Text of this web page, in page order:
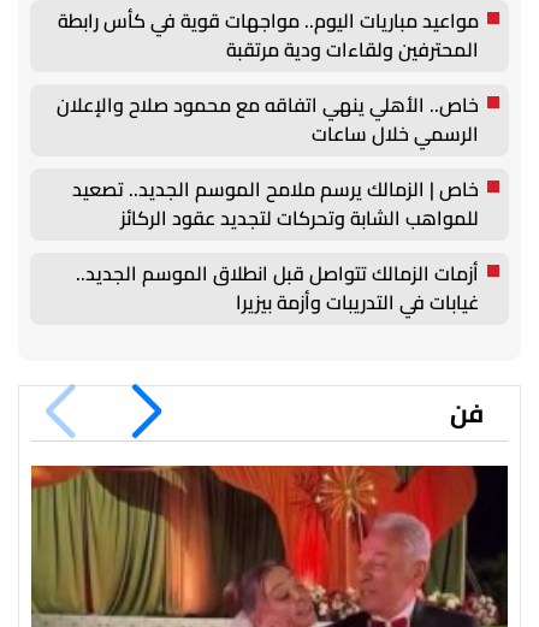
مواعيد مباريات اليوم.. مواجهات قوية في كأس رابطة
المحترفين ولقاءات ودية مرتقبة
خاص.. الأهلي ينهي اتفاقه مع محمود صلاح والإعلان
الرسمي خلال ساعات
خاص | الزمالك يرسم ملامح الموسم الجديد.. تصعيد
للمواهب الشابة وتحركات لتجديد عقود الركائز
أزمات الزمالك تتواصل قبل انطلاق الموسم الجديد..
غيابات في التدريبات وأزمة بيزيرا
فن